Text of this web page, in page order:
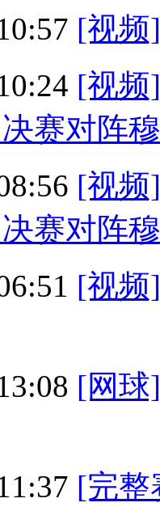
[视频
[视频
赛对阵
[视频
赛对阵
[视频
[网球
[完整